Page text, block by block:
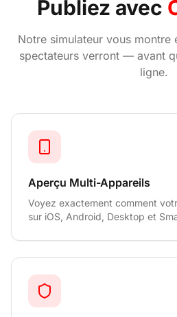
Publiez avec
Notre simulateur vous montre
spectateurs verront — avant
ligne.
Aperçu Multi-Appareils
Voyez exactement comment
sur iOS, Android, Desktop et